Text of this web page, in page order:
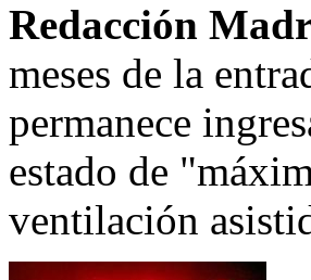
Redacción
meses de la
permanece
estado de
ventilación